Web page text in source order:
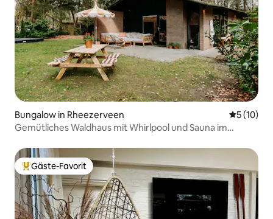
Bungalow in Rheezerveen
5 (10)
Gemütliches Waldhaus mit Whirlpool und Sauna im
Beliebter Gäste-Favorit.
Gäste-Favorit